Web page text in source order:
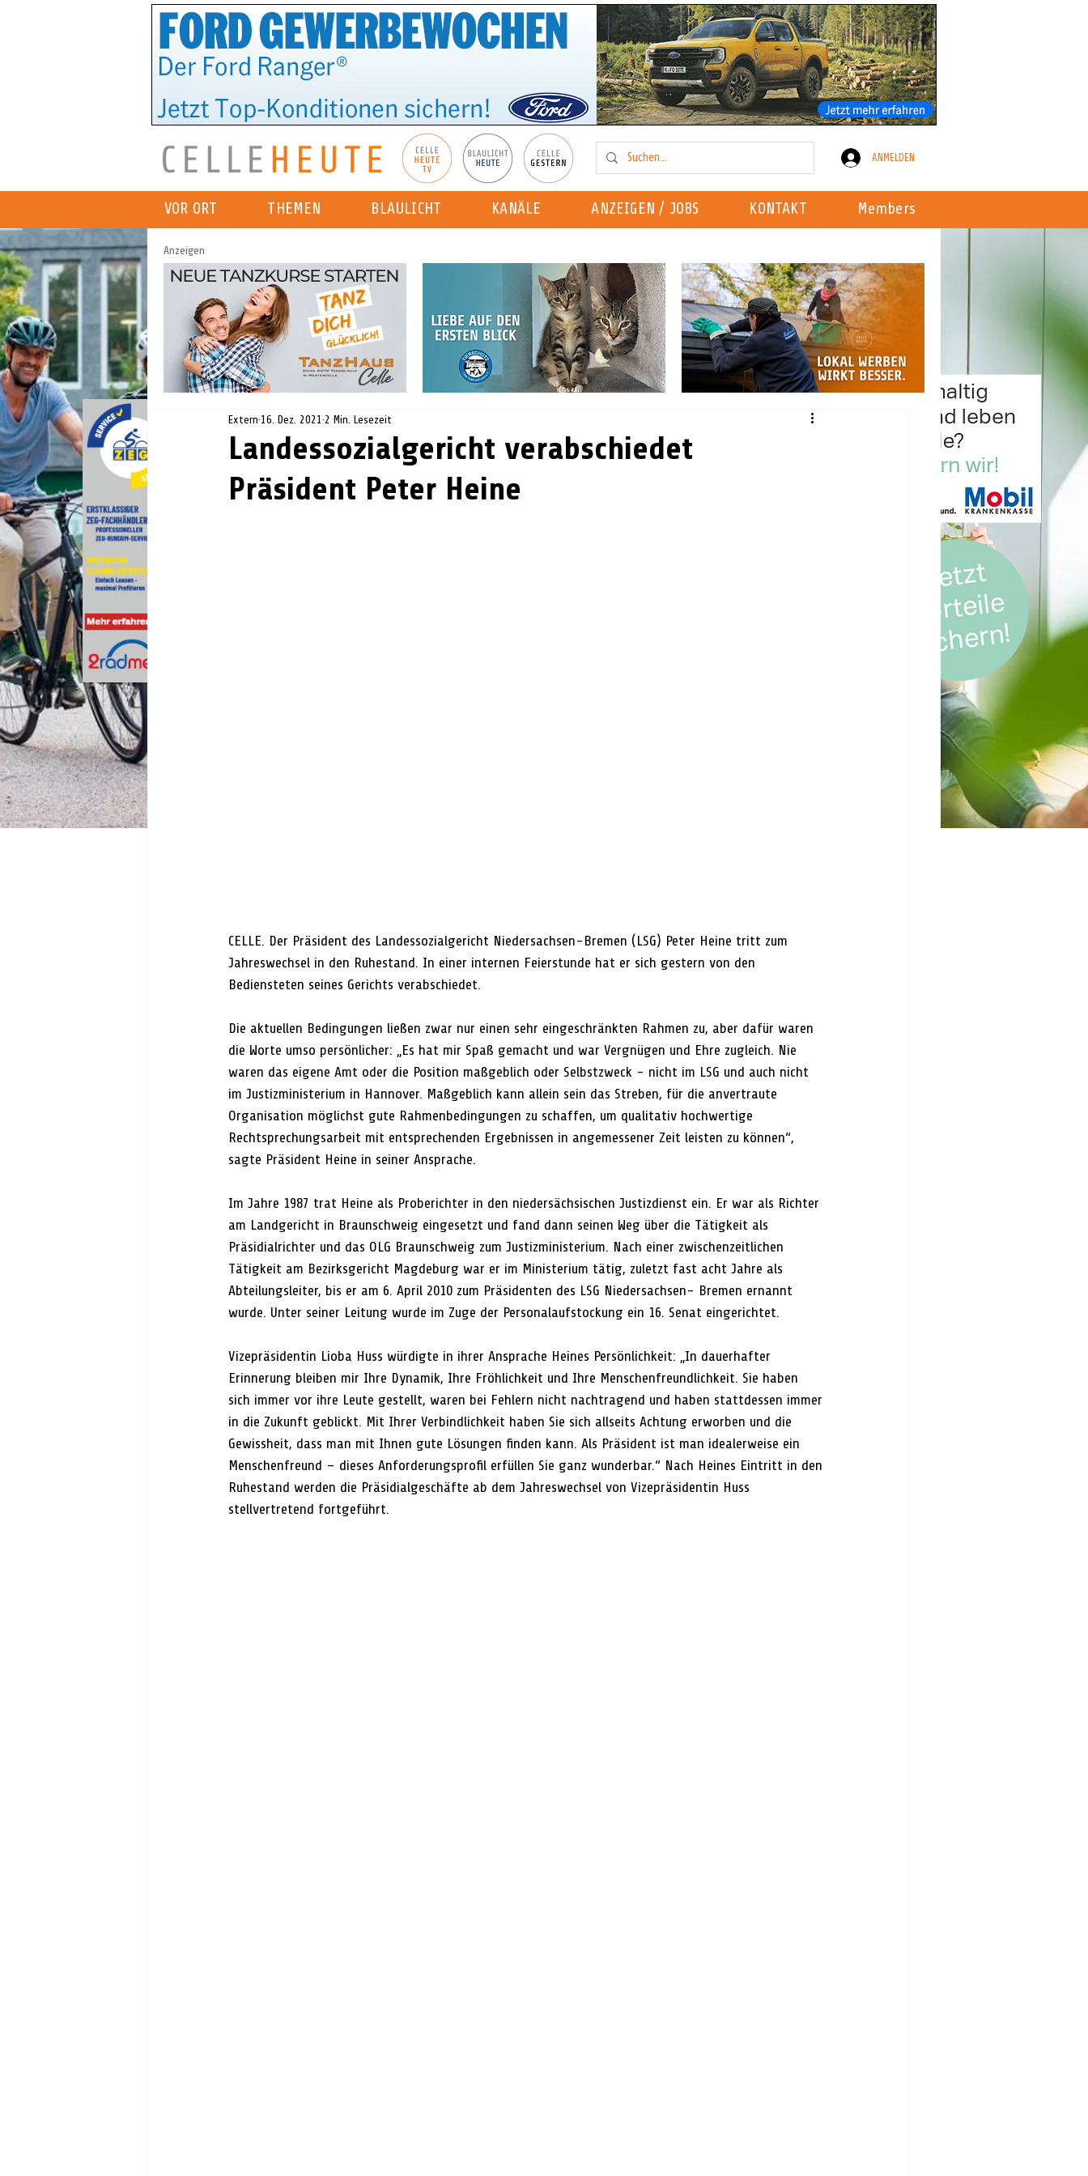
ANMELDEN
VOR ORT THEMEN BLAULICHT KANÄLE ANZEIGEN / JOBS KONTAKT Members
Anzeigen
Landessozialgericht verabschiedet
Präsident Peter Heine
Extern 16. Dez. 2021 2 Min. Lesezeit
CELLE. Der Präsident des Landessozialgericht Niedersachsen-Bremen (LSG) Peter Heine tritt zum
Jahreswechsel in den Ruhestand. In einer internen Feierstunde hat er sich gestern von den
Bediensteten seines Gerichts verabschiedet.
Die aktuellen Bedingungen ließen zwar nur einen sehr eingeschränkten Rahmen zu, aber dafür waren
die Worte umso persönlicher: „Es hat mir Spaß gemacht und war Vergnügen und Ehre zugleich. Nie
waren das eigene Amt oder die Position maßgeblich oder Selbstzweck - nicht im LSG und auch nicht
im Justizministerium in Hannover. Maßgeblich kann allein sein das Streben, für die anvertraute
Organisation möglichst gute Rahmenbedingungen zu schaffen, um qualitativ hochwertige
Rechtsprechungsarbeit mit entsprechenden Ergebnissen in angemessener Zeit leisten zu können“,
sagte Präsident Heine in seiner Ansprache.
Im Jahre 1987 trat Heine als Proberichter in den niedersächsischen Justizdienst ein. Er war als Richter
am Landgericht in Braunschweig eingesetzt und fand dann seinen Weg über die Tätigkeit als
Präsidialrichter und das OLG Braunschweig zum Justizministerium. Nach einer zwischenzeitlichen
Tätigkeit am Bezirksgericht Magdeburg war er im Ministerium tätig, zuletzt fast acht Jahre als
Abteilungsleiter, bis er am 6. April 2010 zum Präsidenten des LSG Niedersachsen- Bremen ernannt
wurde. Unter seiner Leitung wurde im Zuge der Personalaufstockung ein 16. Senat eingerichtet.
Vizepräsidentin Lioba Huss würdigte in ihrer Ansprache Heines Persönlichkeit: „In dauerhafter
Erinnerung bleiben mir Ihre Dynamik, Ihre Fröhlichkeit und Ihre Menschenfreundlichkeit. Sie haben
sich immer vor ihre Leute gestellt, waren bei Fehlern nicht nachtragend und haben stattdessen immer
in die Zukunft geblickt. Mit Ihrer Verbindlichkeit haben Sie sich allseits Achtung erworben und die
Gewissheit, dass man mit Ihnen gute Lösungen finden kann. Als Präsident ist man idealerweise ein
Menschenfreund – dieses Anforderungsprofil erfüllen Sie ganz wunderbar.“ Nach Heines Eintritt in den
Ruhestand werden die Präsidialgeschäfte ab dem Jahreswechsel von Vizepräsidentin Huss
stellvertretend fortgeführt.